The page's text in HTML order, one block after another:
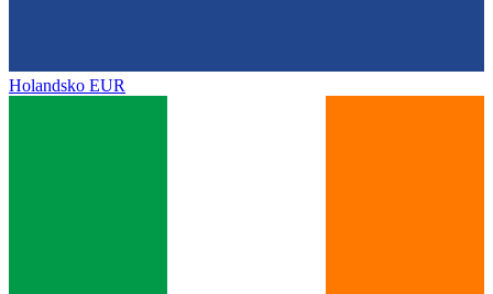
Holandsko EUR